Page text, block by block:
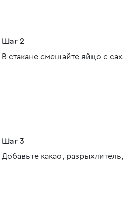
Шаг 2
В стакане смешайте яйцо с
Шаг 3
Добавьте какао,